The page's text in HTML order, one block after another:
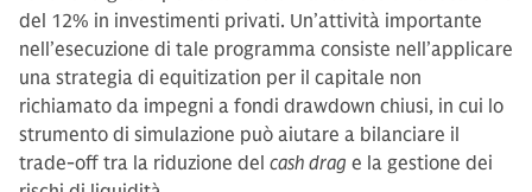
del 12% in investimenti privati. Un’attività importante
nell’esecuzione di tale programma consiste nell’applicare
una strategia di equitization per il capitale non
richiamato da impegni a fondi drawdown chiusi, in cui lo
strumento di simulazione può aiutare a bilanciare il
trade-off tra la riduzione del cash drag e la gestione dei